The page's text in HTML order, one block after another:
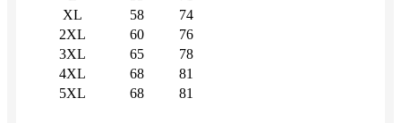
XL
58
74
2XL
60
76
3XL
65
78
4XL
68
81
5XL
68 81